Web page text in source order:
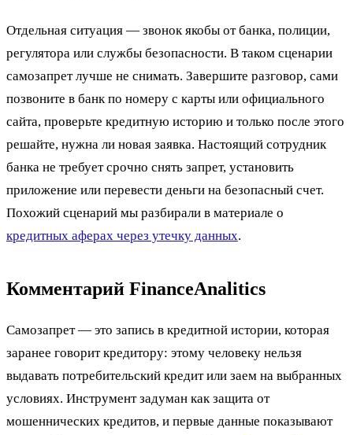
Отдельная ситуация — звонок якобы от банка, полиции,
регулятора или службы безопасности. В таком сценарии
самозапрет лучше не снимать. Завершите разговор, сами
позвоните в банк по номеру с карты или официального
сайта, проверьте кредитную историю и только после этого
решайте, нужна ли новая заявка. Настоящий сотрудник
банка не требует срочно снять запрет, установить
приложение или перевести деньги на безопасный счет.
Похожий сценарий мы разбирали в материале о
кредитных аферах через утечку данных.
Комментарий FinanceAnalitics
Самозапрет — это запись в кредитной истории, которая
заранее говорит кредитору: этому человеку нельзя
выдавать потребительский кредит или заем на выбранных
условиях. Инструмент задуман как защита от
мошеннических кредитов, и первые данные показывают